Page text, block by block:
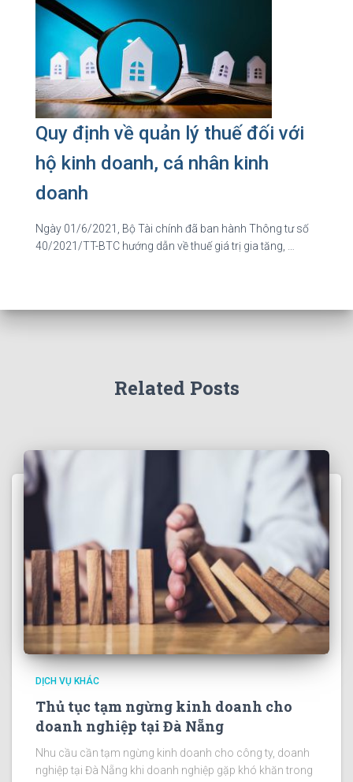
Quy định về quản lý thuế đối với
hộ kinh doanh, cá nhân kinh
doanh
Ngày 01/6/2021, Bộ Tài chính đã ban hành Thông tư số
40/2021/TT-BTC hướng dẫn về thuế giá trị gia tăng, …
Related Posts
DỊCH VỤ KHÁC
Thủ tục tạm ngừng kinh doanh cho
doanh nghiệp tại Đà Nẵng
Nhu cầu cần tạm ngừng kinh doanh cho công ty, doanh
nghiệp tại Đà Nẵng khi doanh nghiệp gặp khó khăn trong